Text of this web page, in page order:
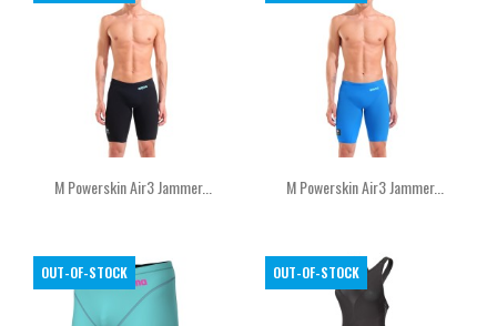
M Powerskin Air3 Jammer... M Powerskin Air3 Jammer...
OUT-OF-STOCK OUT-OF-STOCK